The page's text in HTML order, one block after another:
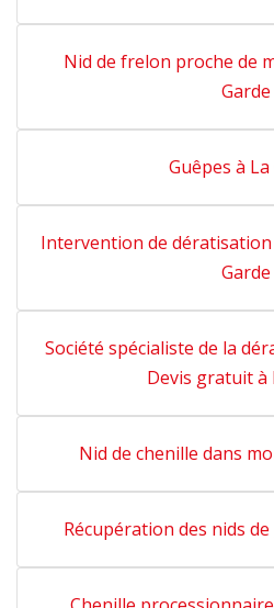
Nid de frelon proche de
Garde
Guêpes à La
Intervention de
Garde
Société spécialiste de la
Devis gratuit à
Nid de chenille dans
Récupération des nids